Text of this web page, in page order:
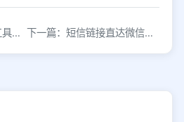
上一篇：免费缩短链接工具推荐：一键生成短网址 下一篇：短信链接直达微信小程序：3种接入方案与跳转技巧